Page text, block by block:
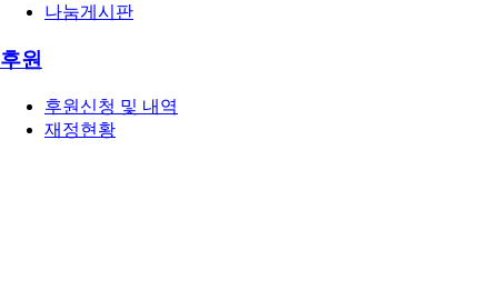
나눔게시판
후원
후원신청 및 내역
재정현황